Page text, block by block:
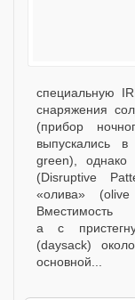
специальную
снаряжения
(прибор
выпускались
green),
(Disruptive
«олива»
а с
(daysack)
основной...